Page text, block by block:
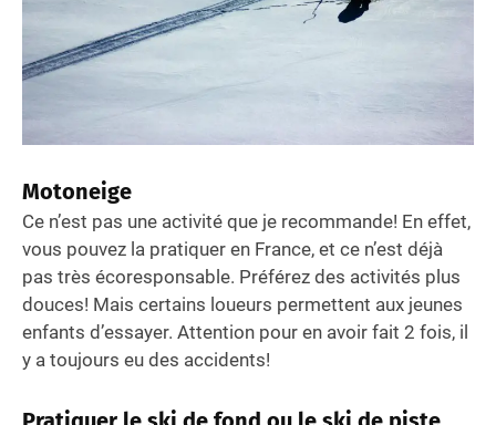
Motoneige
Ce n’est pas une activité que je recommande! En effet,
vous pouvez la pratiquer en France, et ce n’est déjà
pas très écoresponsable. Préférez des activités plus
douces! Mais certains loueurs permettent aux jeunes
enfants d’essayer. Attention pour en avoir fait 2 fois, il
y a toujours eu des accidents!